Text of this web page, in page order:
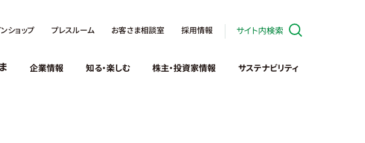
ショップ プレスルーム お客さま相談室 採用情報 サイト内検索
企業情報 知る・楽しむ 株主・投資家情報 サステナビリティ